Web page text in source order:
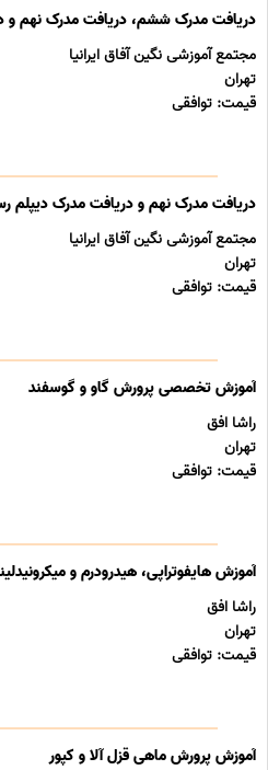
دریافت مدرک ششم، دریافت مدرک نهم و
مجتمع آموزشی نگین آفاق ایرانیا
تهران
قیمت: توافقی
دریافت مدرک نهم و دریافت مدرک
مجتمع آموزشی نگین آفاق ایرانیا
تهران
قیمت: توافقی
آموزش تخصصی پرورش گاو و گوسفند
راشا افق
تهران
قیمت: توافقی
آموزش هایفوتراپی، هیدرودرم و
راشا افق
تهران
قیمت: توافقی
آموزش پرورش ماهی قزل آلا و کپور